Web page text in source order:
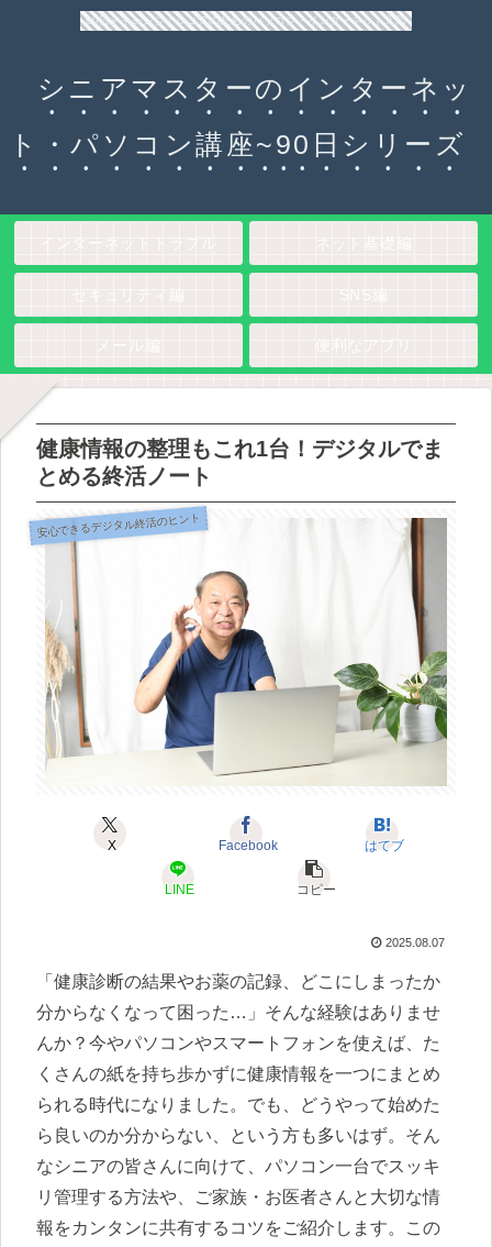
90日チャレンジ！シニアのためのパソコン・インターネット入門
シニアマスターのインターネッ
ト・パソコン講座~90日シリーズ
健康情報の整理もこれ1台！デジタルでま
とめる終活ノート
安心できるデジタル終活のヒント
X Facebook はてブ
LINE コピー
2025.08.07
「健康診断の結果やお薬の記録、どこにしまったか
分からなくなって困った…」そんな経験はありませ
んか？今やパソコンやスマートフォンを使えば、た
くさんの紙を持ち歩かずに健康情報を一つにまとめ
られる時代になりました。でも、どうやって始めた
ら良いのか分からない、という方も多いはず。そん
なシニアの皆さんに向けて、パソコン一台でスッキ
リ管理する方法や、ご家族・お医者さんと大切な情
報をカンタンに共有するコツをご紹介します。この